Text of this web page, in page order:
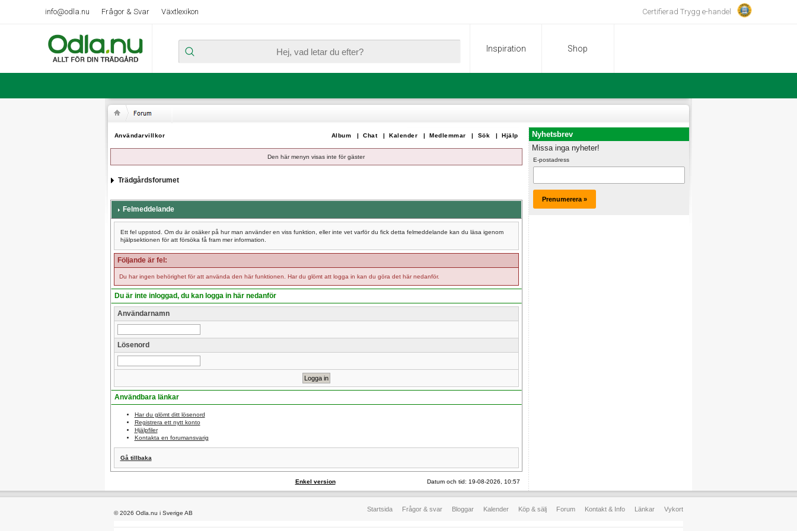
info@odla.nu Frågor & Svar Växtlexikon Certifierad Trygg e-handel
Inspiration Shop
Användarvillkor Hjälp
Sök |
Medlemmar |
Kalender |
Chat |
Album |
Den här menyn visas inte för gäster
Trädgårdsforumet
Felmeddelande
Ett fel uppstod. Om du är osäker på hur man använder en viss funktion, eller inte vet varför du fick detta felmeddelande kan du läsa igenom
hjälpsektionen för att försöka få fram mer information.
Följande är fel:
Du har ingen behörighet för att använda den här funktionen. Har du glömt att logga in kan du göra det här nedanför.
Du är inte inloggad, du kan logga in här nedanför
Användarnamn
Lösenord
Användbara länkar
Har du glömt ditt lösenord
Registrera ett nytt konto
Hjälpfiler
Kontakta en forumansvarig
Gå tillbaka
Enkel version Datum och tid: 19-08-2026, 10:57
Nyhetsbrev
Missa inga nyheter!
E-postadress
© 2026 Odla.nu i Sverige AB
Startsida Frågor & svar Bloggar Kalender Köp & sälj Forum Kontakt & Info Länkar Vykort